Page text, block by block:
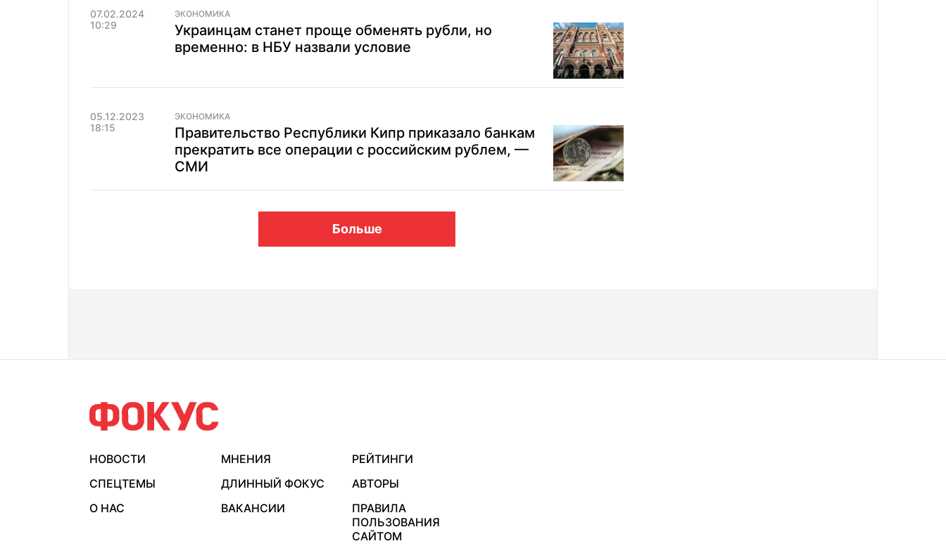
07.02.2024
10:29
ЭКОНОМИКА
Украинцам станет проще обменять рубли, но
временно: в НБУ назвали условие
05.12.2023
18:15
ЭКОНОМИКА
Правительство Республики Кипр приказало банкам
прекратить все операции с российским рублем, —
СМИ
Больше
НОВОСТИ МНЕНИЯ
РЕЙТИНГИ
СПЕЦТЕМЫ
ДЛИННЫЙ ФОКУС
АВТОРЫ
О НАС
ВАКАНСИИ
ПРАВИЛА
ПОЛЬЗОВАНИЯ
САЙТОМ